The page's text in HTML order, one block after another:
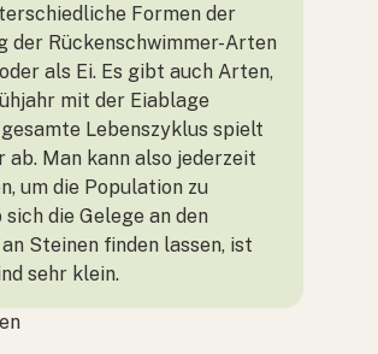
Formen der
der Rückenschwimmer-Arten
als Ei. Es gibt auch Arten,
mit der Eiablage
gesamte Lebenszyklus spielt
ab. Man kann also jederzeit
um die Population zu
sich die Gelege an den
Steinen finden lassen, ist
sehr klein.